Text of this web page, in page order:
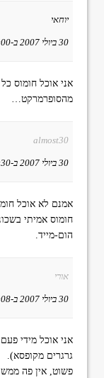
יוחאי
30 ביולי 2007 ב-10:00
אני אוכל חומוס
מהסופרמרקט…
almost30
30 ביולי 2007 ב-12:30
אמנם לא אוכל
חומוס אמיתי
הום-מייד.
אורי
30 ביולי 2007 ב-16:08
אני אוכל מידי
גרגרים מקופסא).
פשוט, אין פה ממש